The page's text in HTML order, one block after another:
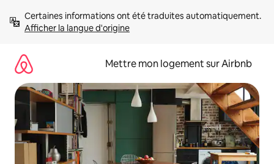
directement
Afficher la langue d'origine
Mettre mon logement sur Airbnb